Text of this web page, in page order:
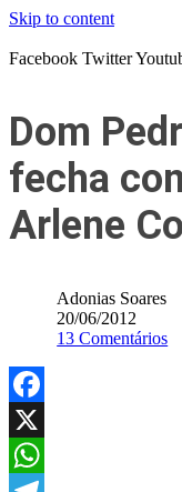
Skip to content
Facebook Twitter
Dom
fecha
Arlene
Adonias Soares
20/06/2012
13 Comentários
Facebook
X